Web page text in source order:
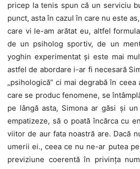
pricep la tenis spun că un serviciu
punct, asta în cazul în care nu este
care vi le-am arătat eu, altfel
de un psiholog sportiv, de un
yoghin experimentat și este mai
astfel de abordare i-ar fi necesară
„psihologică” ci mai degrabă în
care se produc fenomene, se
pe lângă asta, Simona ar găsi și
empatizeze, să o poată încărca cu
viitor de aur fata noastră are. Dacă
umerii ei., ceea ce nu ne-ar putea
previziune coerentă în privința